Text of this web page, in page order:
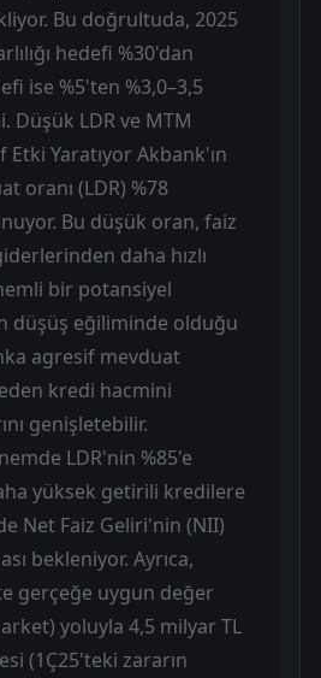
Bu doğrultuda, 2025
hedefi %30'dan
ise %5'ten %3,0–3,5
Düşük LDR ve MTM
Etki Yaratıyor Akbank'ın
oranı (LDR) %78
Bu düşük oran, faiz
daha hızlı
bir potansiyel
düşüş eğiliminde olduğu
agresif mevduat
kredi hacmini
genişletebilir.
LDR'nin %85'e
yüksek getirili kredilere
Net Faiz Geliri'nin (NII)
bekleniyor. Ayrıca,
gerçeğe uygun değer
yoluyla 4,5 milyar TL
(1Ç25'teki zararın